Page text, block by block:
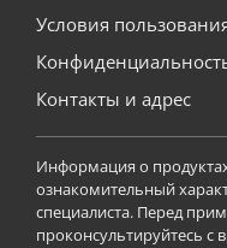
Условия
Контакты и адрес
Информация о
ознакомительный
специалиста. Перед
проконсультируйтесь